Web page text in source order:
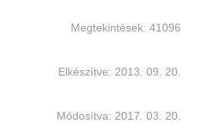
Megtekintések: 41096
Elkészítve: 2013. 09. 20.
Módosítva: 2017. 03. 20.